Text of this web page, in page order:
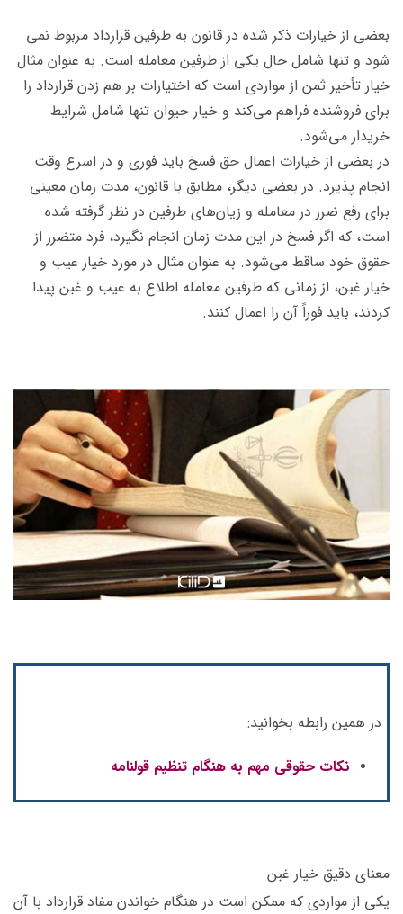
بعضی از خیارات ذکر شده در قانون به طرفین قرارداد مربوط نمی
شود و تنها شامل حال یکی از طرفین معامله است. به عنوان مثال
خیار تأخیر ثمن از مواردی است که اختیارات بر هم زدن قرارداد را
برای فروشنده فراهم می‌کند و خیار حیوان تنها شامل شرایط
خریدار می‌شود.
در بعضی از خیارات اعمال حق فسخ باید فوری و در اسرع وقت
انجام پذیرد. در بعضی دیگر، مطابق با قانون، مدت زمان معینی
برای رفع ضرر در معامله و زیان‌های طرفین در نظر گرفته شده
است، که اگر فسخ در این مدت زمان انجام نگیرد، فرد متضرر از
حقوق خود ساقط می‌شود. به عنوان مثال در مورد خیار عیب و
خیار غبن، از زمانی که طرفین معامله اطلاع به عیب و غبن پیدا
کردند، باید فوراً آن را اعمال کنند.
در همین رابطه بخوانید:
نکات حقوقی مهم به هنگام تنظیم قولنامه
معنای دقیق خیار غبن
یکی از مواردی که ممکن است در هنگام خواندن مفاد قرارداد با آن